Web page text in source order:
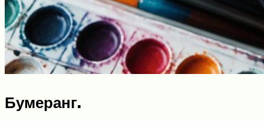
Бумеранг.